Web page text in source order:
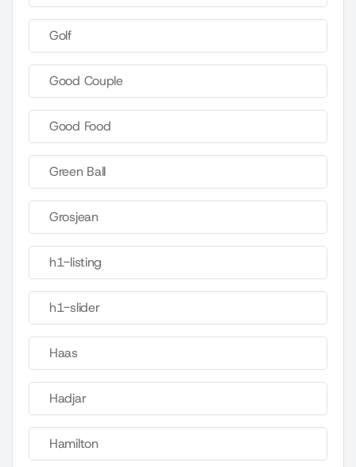
Golf
Good Couple
Good Food
Green Ball
Grosjean
h1-listing
h1-slider
Haas
Hadjar
Hamilton